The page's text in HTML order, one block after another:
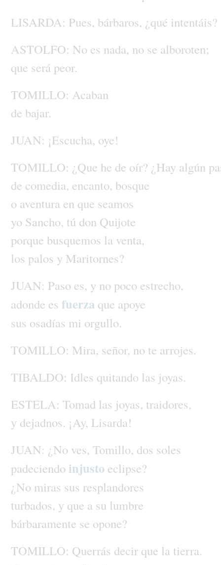
LISARDA: Pues, bárbaros, ¿qué intentáis?
ASTOLFO: No es nada, no se alboroten;
que será peor.
TOMILLO: Acaban
de bajar.
JUAN: ¡Escucha, oye!
TOMILLO: ¿Que he de oír? ¿Hay algún
de comedia, encanto, bosque
o aventura en que seamos
yo Sancho, tú don Quijote
porque busquemos la venta,
los palos y Maritornes?
JUAN: Paso es, y no poco estrecho,
adonde es fuerza que apoye
sus osadías mi orgullo.
TOMILLO: Mira, señor, no te arrojes.
TIBALDO: Idles quitando las joyas.
ESTELA: Tomad las joyas, traidores,
y dejadnos. ¡Ay, Lisarda!
JUAN: ¿No ves, Tomillo, dos soles
padeciendo injusto eclipse?
¿No miras sus resplandores
turbados, y que a su lumbre
bárbaramente se opone?
TOMILLO: Querrás decir que la tierra.